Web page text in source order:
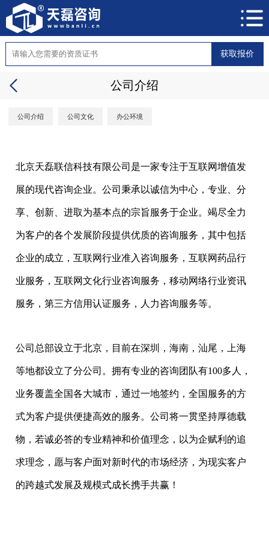
获取报价
公司介绍
公司介绍 公司文化 办公环境
北京天磊联信科技有限公司是一家专注于互联网增值发
展的现代咨询企业。公司秉承以诚信为中心，专业、分
享、创新、进取为基本点的宗旨服务于企业。竭尽全力
为客户的各个发展阶段提供优质的咨询服务，其中包括
企业的成立，互联网行业准入咨询服务，互联网药品行
业服务，互联网文化行业咨询服务，移动网络行业资讯
服务，第三方信用认证服务，人力咨询服务等。
公司总部设立于北京，目前在深圳，海南，汕尾，上海
等地都设立了分公司。拥有专业的咨询团队有100多人，
业务覆盖全国各大城市，通过一地签约，全国服务的方
式为客户提供便捷高效的服务。公司将一贯坚持厚德载
物，若诚必答的专业精神和价值理念，以为企赋利的追
求理念，愿与客户面对新时代的市场经济，为现实客户
的跨越式发展及规模式成长携手共赢！